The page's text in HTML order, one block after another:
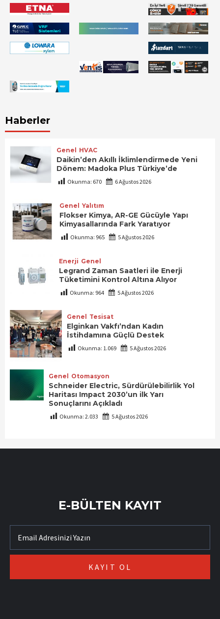
Haberler
Genel HVAC
Daikin’den Akıllı İklimlendirmede Yeni
Dönem: Madoka Plus Türkiye’de
Okunma: 670 6 Ağustos 2026
Genel Yalıtım
Flokser Kimya, AR-GE Gücüyle Yapı
Kimyasallarında Fark Yaratıyor
Okunma: 965 5 Ağustos 2026
Enerji Genel
Legrand Zaman Saatleri ile Enerji
Tüketimini Kontrol Altına Alıyor
Okunma: 964 5 Ağustos 2026
Genel Tesisat
Elginkan Vakfı’ndan Kadın
İstihdamına Güçlü Destek
Okunma: 1.069 5 Ağustos 2026
Genel Otomasyon
Schneider Electric, Sürdürülebilirlik Yol
Haritası Impact 2030’un ilk Yarı
Sonuçlarını Açıkladı
Okunma:2.033 5 Ağustos 2026
E-BÜLTEN KAYIT